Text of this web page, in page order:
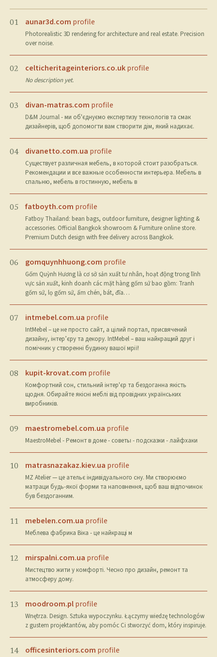
01 aunar3d.com profile
Photorealistic 3D rendering for architecture and real estate. Precision
over noise.
02 celticheritageinteriors.co.ukprofile
No description yet.
03 divan-matras.com profile
D&M Journal - ми об'єднуємо експертизу технологів та смак
дизайнерів, щоб допомогти вам створити дім, який надихає.
04 divanetto.com.ua profile
Существует различная мебель, в которой стоит разобраться.
Рекомендации и все важные особенности интерьера. Мебель в
спальню, мебель в гостинную, мебель в
05 fatboyth.com profile
Fatboy Thailand: bean bags, outdoor furniture, designer lighting &
accessories. Official Bangkok showroom & Furniture online store.
Premium Dutch design with free delivery across Bangkok.
06 gomquynhhuong.com profile
Gốm Quỳnh Hương là cơ sở sản xuất tư nhân, hoạt động trong lĩnh
vực sản xuất, kinh doanh các mặt hàng gốm sứ bao gồm: Tranh
gốm sứ, lọ gốm sứ, ấm chén, bát, đĩa…
07 intmebel.com.ua profile
IntMebel – це не просто сайт, а цілий портал, присвячений
дизайну, інтер’єру та декору. IntMebel – ваш найкращий друг і
помічник у створенні будинку вашої мрії!
08 kupit-krovat.com profile
Комфортний сон, стильний інтер'єр та бездоганна якість
щодня. Обирайте якісні меблі від провідних українських
виробників.
09 maestromebel.com.ua profile
MaestroMebel - Ремонт в доме - советы - подсказки - лайфхаки
10 matrasnazakaz.kiev.ua profile
MZ Atelier — це ательє індивідуального сну. Ми створюємо
матраци будь-якої форми та наповнення, щоб ваш відпочинок
був бездоганним.
11 mebelen.com.ua profile
Меблева фабрика Віка - це найкращі м
12 mirspalni.com.ua profile
Мистецтво жити у комфорті. Чесно про дизайн, ремонт та
атмосферу дому.
13 moodroom.plprofile
Wnętrza. Design. Sztuka wypoczynku. Łączymy wiedzę technologów
z gustem projektantów, aby pomóc Ci stworzyć dom, który inspiruje.
14 officesinteriors.com profile